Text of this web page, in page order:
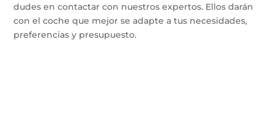
dudes en contactar con nuestros expertos. Ellos darán
con el coche que mejor se adapte a tus necesidades,
preferencias y presupuesto.